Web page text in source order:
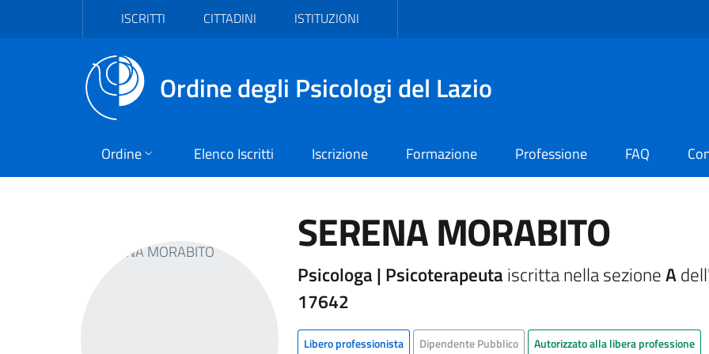
Vai al contenuto principale
ISCRITTI CITTADINI ISTITUZIONI
Ordine degli Psicologi del Lazio
Ordine Elenco Iscritti Iscrizione Formazione Professione FAQ
SERENA MORABITO
Psicologa | Psicoterapeuta iscritta nella sezioneA
17642
Libero professionista Dipendente Pubblico Autorizzato alla libera professione